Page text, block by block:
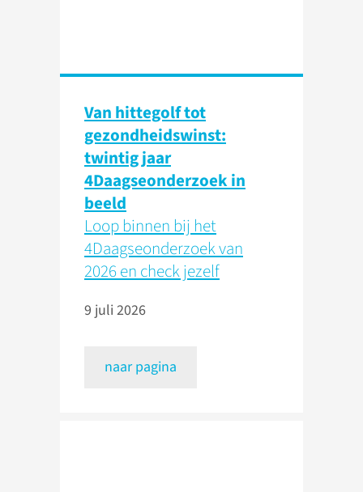
Van hittegolf tot
gezondheidswinst:
twintig jaar
4Daagseonderzoek in
beeld
Loop binnen bij het
4Daagseonderzoek van
2026 en check jezelf
9 juli 2026
naar pagina